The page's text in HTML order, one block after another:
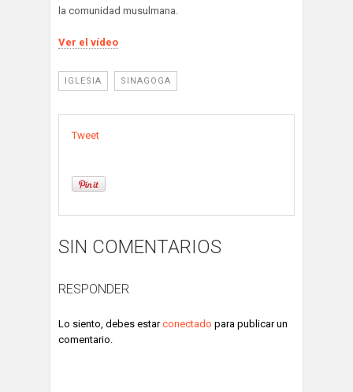
la comunidad musulmana.
Ver el vídeo
IGLESIA SINAGOGA
Tweet
SIN COMENTARIOS
RESPONDER
Lo siento, debes estarconectado para publicar un
comentario.